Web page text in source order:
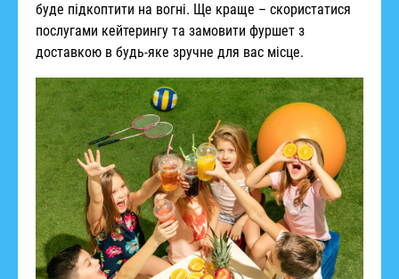
буде підкоптити на вогні. Ще краще – скористатися
послугами кейтерингу та замовити фуршет з
доставкою в будь-яке зручне для вас місце.